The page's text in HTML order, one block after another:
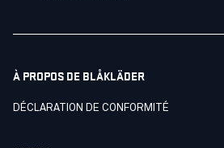
À PROPOS DE BLÅKLÄDER
DÉCLARATION DE CONFORMITÉ